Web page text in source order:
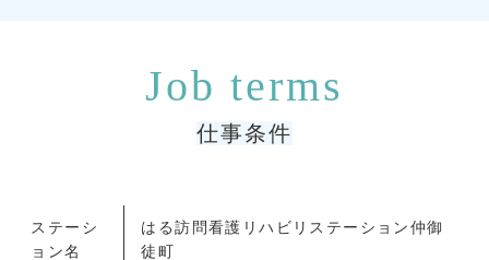
仕事条件
ステーシ
ョン名
はる訪問看護リハビリステーション仲御
徒町